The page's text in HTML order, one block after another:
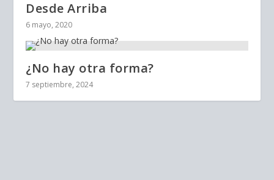
Desde Arriba
6 mayo, 2020
¿No hay otra forma?
7 septiembre, 2024